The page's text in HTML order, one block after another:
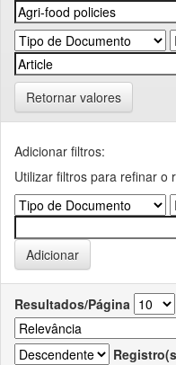
Retornar valores
Adicionar filtros:
Utilizar filtros para refinar o
Resultados/Página